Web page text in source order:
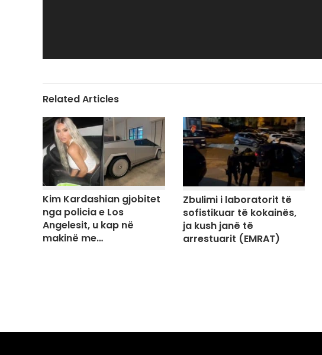
Related Articles
Kim Kardashian gjobitet
nga policia e Los
Angelesit, u kap në
makinë me…
Zbulimi i laboratorit të
sofistikuar të kokainës,
ja kush janë të
arrestuarit (EMRAT)